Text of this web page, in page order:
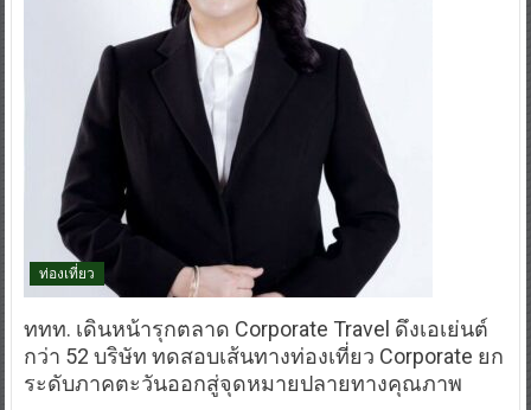
ท่องเที่ยว
ททท. เดินหน้ารุกตลาด Corporate Travel ดึงเอเย่นต์
กว่า 52 บริษัท ทดสอบเส้นทางท่องเที่ยว Corporate ยก
ระดับภาคตะวันออกสู่จุดหมายปลายทางคุณภาพ